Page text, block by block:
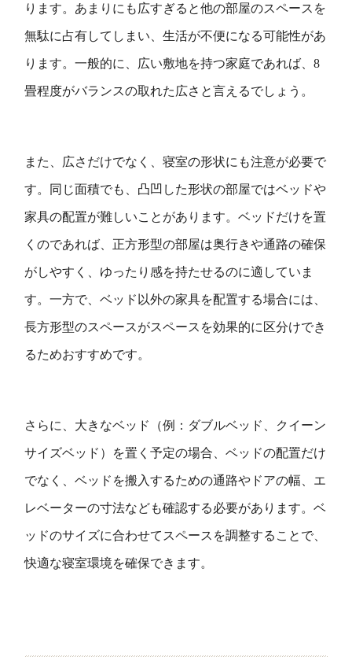
ります。あまりにも広すぎると他の部屋のスペースを
無駄に占有してしまい、生活が不便になる可能性があ
ります。一般的に、広い敷地を持つ家庭であれば、8
畳程度がバランスの取れた広さと言えるでしょう。
また、広さだけでなく、寝室の形状にも注意が必要で
す。同じ面積でも、凸凹した形状の部屋ではベッドや
家具の配置が難しいことがあります。ベッドだけを置
くのであれば、正方形型の部屋は奥行きや通路の確保
がしやすく、ゆったり感を持たせるのに適していま
す。一方で、ベッド以外の家具を配置する場合には、
長方形型のスペースがスペースを効果的に区分けでき
るためおすすめです。
さらに、大きなベッド（例：ダブルベッド、クイーン
サイズベッド）を置く予定の場合、ベッドの配置だけ
でなく、ベッドを搬入するための通路やドアの幅、エ
レベーターの寸法なども確認する必要があります。ベ
ッドのサイズに合わせてスペースを調整することで、
快適な寝室環境を確保できます。